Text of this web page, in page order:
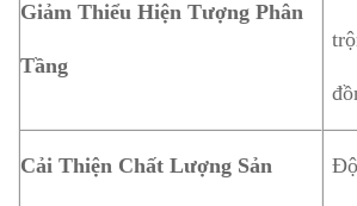
Giảm Thiểu Hiện Tượng Phân
Tầng
Cải Thiện Chất Lượng Sản